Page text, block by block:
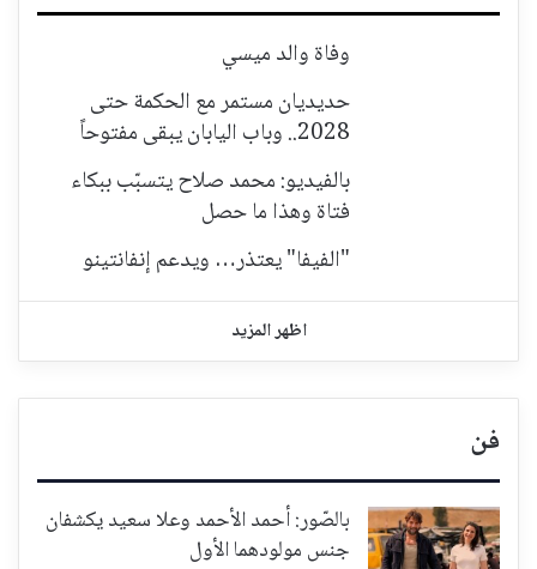
وفاة والد ميسي
حديديان مستمر مع الحكمة حتى
2028.. وباب اليابان يبقى مفتوحاً
بالفيديو: محمد صلاح يتسبّب ببكاء
فتاة وهذا ما حصل
"الفيفا" يعتذر… ويدعم إنفانتينو
اظهر المزيد
فن
بالصّور: أحمد الأحمد وعلا سعيد يكشفان
جنس مولودهما الأول